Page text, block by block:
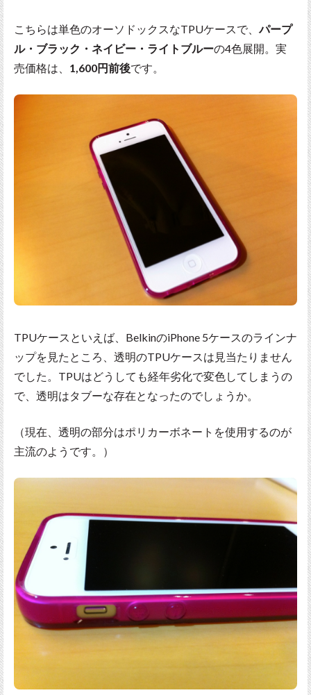
こちらは単色のオーソドックスなTPUケースで、パープ
ル・ブラック・ネイビー・ライトブルーの4色展開。実
売価格は、 1,600円前後です。
TPUケースといえば、BelkinのiPhone 5ケースのラインナ
ップを見たところ、透明のTPUケースは見当たりません
でした。TPUはどうしても経年劣化で変色してしまうの
で、透明はタブーな存在となったのでしょうか。
（現在、透明の部分はポリカーボネートを使用するのが
主流のようです。）